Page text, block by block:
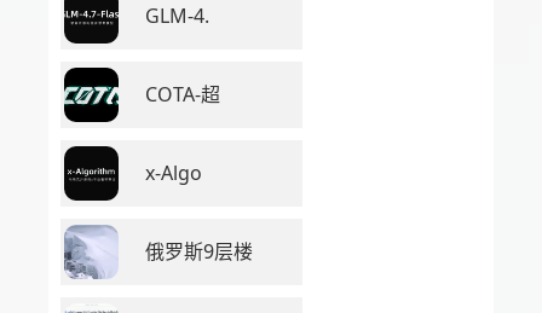
GLM-4.
COTA-超
x-Algo
俄罗斯9层楼